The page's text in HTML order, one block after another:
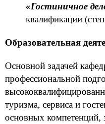
«Гостиничное
квалификации
Образовательная
Основной задачей
профессиональной
туризма, сервиса и
основных компетенций,